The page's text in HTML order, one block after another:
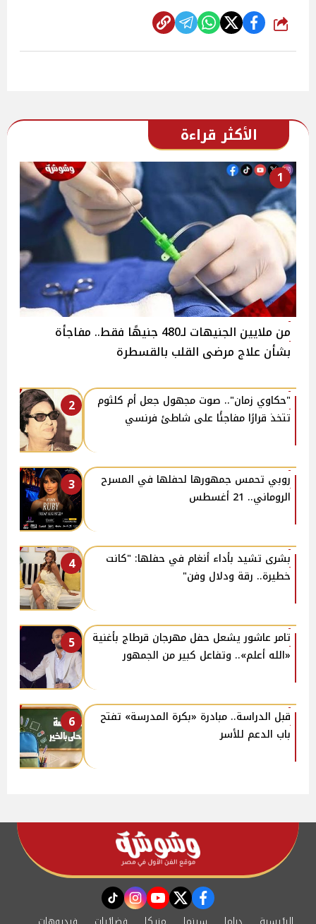
شارك
الأكثر قراءة
1
من ملايين الجنيهات لـ480 جنيهًا فقط.. مفاجأة
بشأن علاج مرضى القلب بالقسطرة
2
"حكاوي زمان".. صوت مجهول جعل أم كلثوم
تتخذ قرارًا مفاجئًا على شاطئ فرنسي
3
روبي تحمس جمهورها لحفلها في المسرح
الروماني.. 21 أغسطس
4
بشرى تشيد بأداء أنغام في حفلها: "كانت
خطيرة.. رقة ودلال وفن"
5
تامر عاشور يشعل حفل مهرجان قرطاج بأغنية
«الله أعلم».. وتفاعل كبير من الجمهور
6
قبل الدراسة.. مبادرة «بكرة المدرسة» تفتح
باب الدعم للأسر
facebook
twitter
youtube
instagram
tiktok